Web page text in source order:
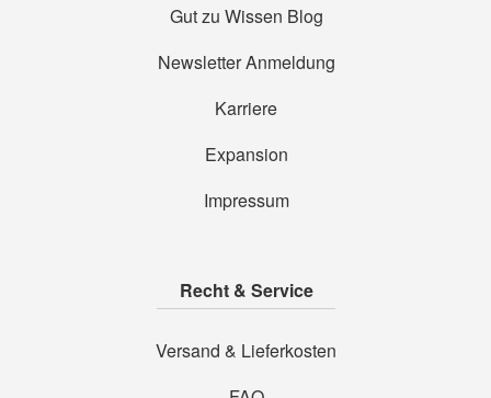
Gut zu Wissen Blog
Newsletter Anmeldung
Karriere
Expansion
Impressum
Recht & Service
Versand & Lieferkosten